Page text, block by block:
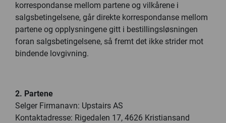
korrespondanse mellom partene og vilkårene i
salgsbetingelsene, går direkte korrespondanse mellom
partene og opplysningene gitt i bestillingsløsningen
foran salgsbetingelsene, så fremt det ikke strider mot
bindende lovgivning.
2. Partene
Selger Firmanavn: Upstairs AS
Kontaktadresse: Rigedalen 17, 4626 Kristiansand